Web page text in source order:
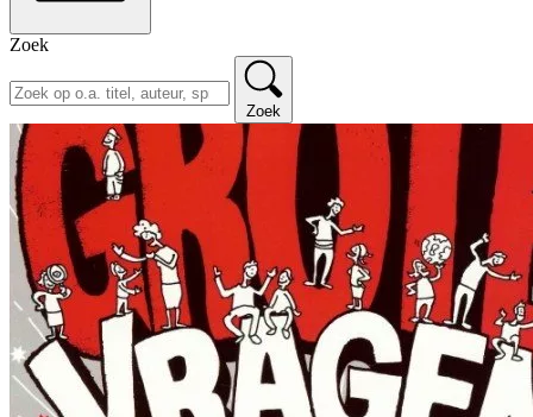
Zoek
Zoek